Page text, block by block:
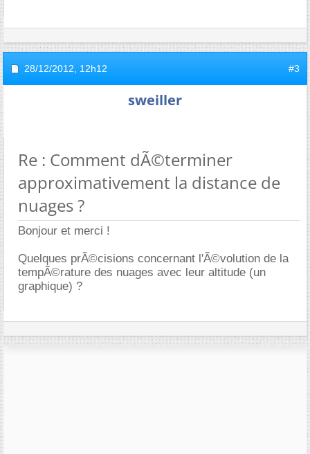
28/12/2012, 12h12 #3
sweiller
Re : Comment dÃ©terminer
approximativement la distance de
nuages ?
Bonjour et merci !
Quelques prÃ©cisions concernant l'Ã©volution de la
tempÃ©rature des nuages avec leur altitude (un
graphique) ?